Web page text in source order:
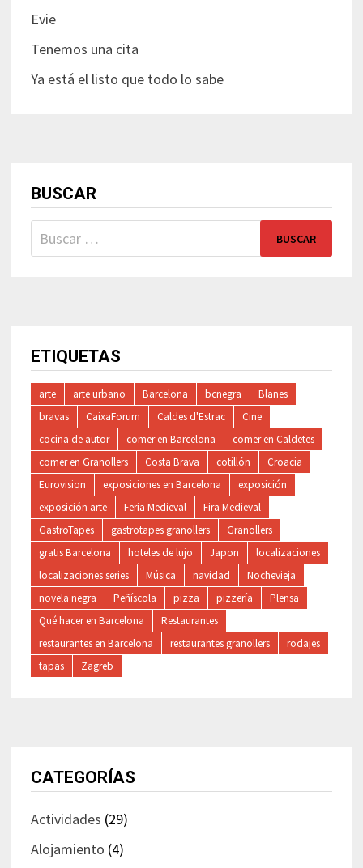
Evie
Tenemos una cita
Ya está el listo que todo lo sabe
BUSCAR
Buscar:
ETIQUETAS
arte arte urbano Barcelona bcnegra
Blanes
bravas
CaixaForum Caldes d'Estrac
Cine
cocina de autor
comer en Barcelona
comer en Caldetes
comer en Granollers
Costa Brava cotillón
Croacia
Eurovision
exposiciones en Barcelona
exposición
exposición arte
Feria Medieval
Fira Medieval
GastroTapes
gastrotapes granollers
Granollers
gratis Barcelona
hoteles de lujo Japon
localizaciones
localizaciones series
Música navidad
Nochevieja
novela negra
Peñíscola pizza pizzería
Plensa
Qué hacer en Barcelona
Restaurantes
restaurantes en Barcelona
restaurantes granollers
rodajes
tapas
Zagreb
CATEGORÍAS
Actividades (29)
Alojamiento (4)